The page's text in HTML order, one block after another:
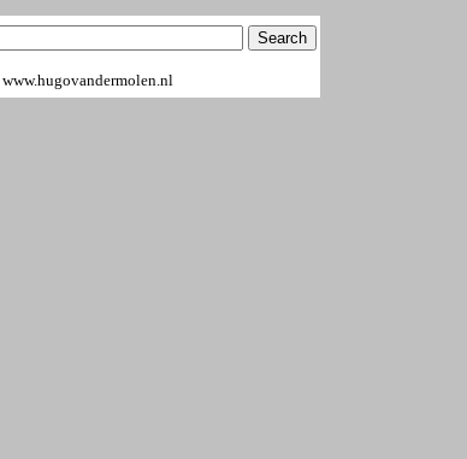
www.hugovandermolen.nl